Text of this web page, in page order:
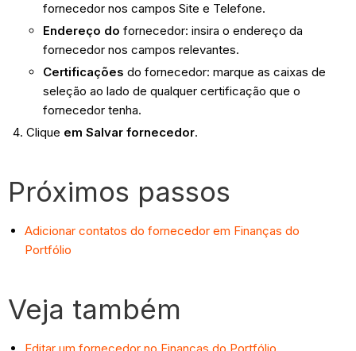
fornecedor nos campos Site e Telefone.
Endereço do fornecedor: insira o endereço da
fornecedor nos campos relevantes.
Certificações do fornecedor: marque as caixas de
seleção ao lado de qualquer certificação que o
fornecedor tenha.
Clique em Salvar fornecedor.
Próximos passos
Adicionar contatos do fornecedor em Finanças do
Portfólio
Veja também
Editar um fornecedor no Finanças do Portfólio